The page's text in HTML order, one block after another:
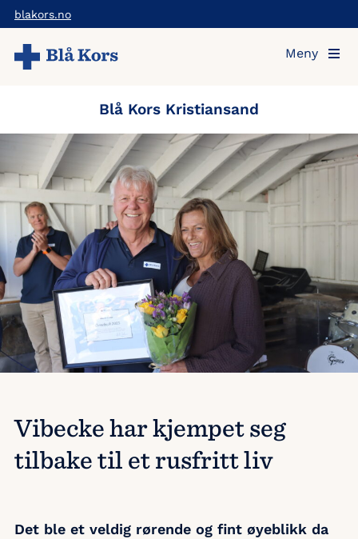
Hopp
til
hovedinnholdet
blakors.no
Meny
Blå Kors Kristiansand
Vibecke har kjempet seg
tilbake til et rusfritt liv
Det ble et veldig rørende og fint øyeblikk da